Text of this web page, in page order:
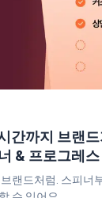
간까지 브랜
& 프로그레스
랜드처럼. 스피너